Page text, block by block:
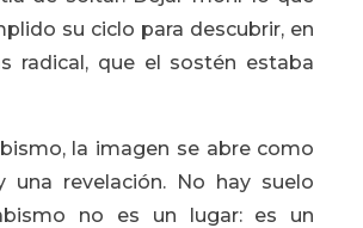
su ciclo para descubrir, en
radical, que el sostén estaba
la imagen se abre como
una revelación. No hay suelo
no es un lugar: es un